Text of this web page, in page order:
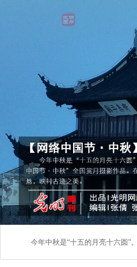
今年中秋是“十五的月亮十六圆”。